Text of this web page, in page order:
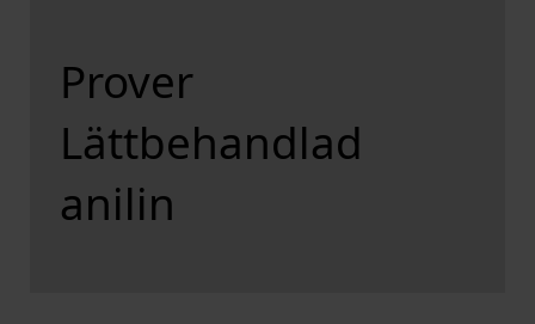
Prover
Lättbehandlad
anilin